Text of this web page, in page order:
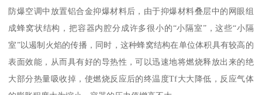
防爆空调中放置铝合金抑爆材料后，由于抑爆材料叠层中的网眼组
成蜂窝状结构，把容器内腔分成许多很小的“小隔室”，这些“小隔
室”以遏制火焰的传播，同时，这种蜂窝结构在单位体积具有较高的
表面效能，从而具有好的导热性，可以迅速地将燃烧释放出来的绝
大部分热量吸收掉，使燃烧反应后的终温度Tf大大降低，反应气体